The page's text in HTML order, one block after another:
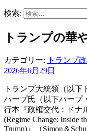
検索:
トランプの華
カテゴリー:
トランプ
2026年6月29日
トランプ大統領（以下
ハープ氏（以下ハープ
行本『政権交代：ドナ
(Regime Change: Inside
Trump)』（Simon＆